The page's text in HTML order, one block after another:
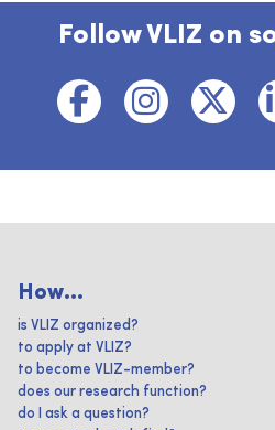
Follow VLIZ on
How...
is VLIZ organized?
to apply at VLIZ?
to become VLIZ-member?
does our research function?
do I ask a question?